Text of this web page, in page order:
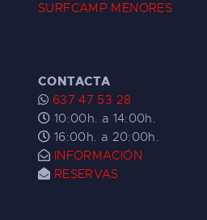
SURFCAMP MENORES
CONTACTA
637 47 53 28
10:00h. a 14:00h.
16:00h. a 20:00h.
INFORMACIÓN
RESERVAS